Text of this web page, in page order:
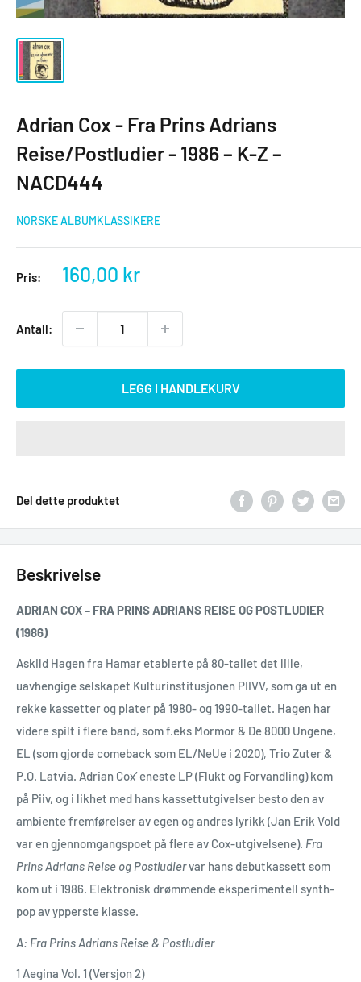
Adrian Cox - Fra Prins Adrians
Reise/Postludier - 1986 – K-Z –
NACD444
NORSKE ALBUMKLASSIKERE
Pris: Salgspris
160,00 kr
Antall:
LEGG I HANDLEKURV
Del dette produktet
Beskrivelse
ADRIAN COX – FRA PRINS ADRIANS REISE OG POSTLUDIER
(1986)
Askild Hagen fra Hamar etablerte på 80-tallet det lille,
uavhengige selskapet Kulturinstitusjonen PIIVV, som ga ut en
rekke kassetter og plater på 1980- og 1990-tallet. Hagen har
videre spilt i flere band, som f.eks Mormor & De 8000 Ungene,
EL (som gjorde comeback som EL/NeUe i 2020), Trio Zuter &
P.O. Latvia. Adrian Cox’ eneste LP (Flukt og Forvandling) kom
på Piiv, og i likhet med hans kassettutgivelser besto den av
ambiente fremførelser av egen og andres lyrikk (Jan Erik Vold
var en gjennomgangspoet på flere av Cox-utgivelsene). Fra
Prins Adrians Reise og Postludiervar hans debutkassett som
kom ut i 1986. Elektronisk drømmende eksperimentell synth-
pop av ypperste klasse.
A: Fra Prins Adrians Reise & Postludier
1 Aegina Vol. 1 (Versjon 2)